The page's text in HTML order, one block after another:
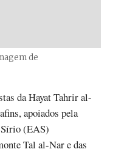
de
da Hayat Tahrir al-
apoiados pela
Sírio (EAS)
Tal al-Nar e das